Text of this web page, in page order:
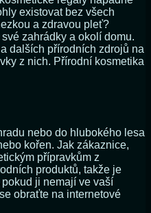
existovat bez všech
a zdravou pleť?
zahrádky a okolí domu.
dalších přírodních zdrojů na
z nich. Přírodní kosmetika
nebo do hlubokého lesa
kořen. Jak zákaznice,
přípravkům z
produktů, takže je
ji nemají ve vaší
obraťte na internetové